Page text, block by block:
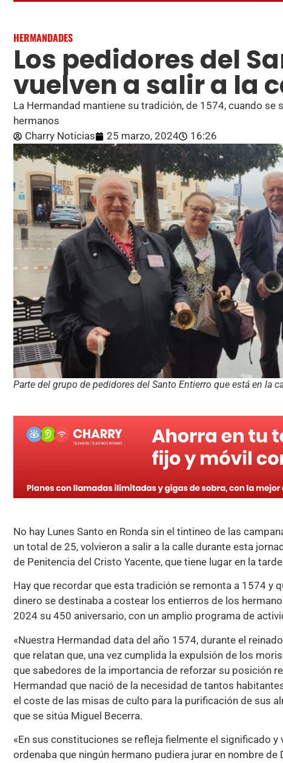
HERMANDADES
Los pedidores del
vuelven a salir a la
La Hermandad mantiene su tradición, de 1574, cuando
hermanos
Charry Noticias
25 marzo, 2024 16:26
Parte del grupo de pedidores del Santo Entierro que está en la
No hay Lunes Santo en Ronda sin el tintineo de las
un total de 25, volvieron a salir a la calle durante esta
de Penitencia del Cristo Yacente, que tiene lugar en la
Hay que recordar que esta tradición se remonta a 1574 y
dinero se destinaba a costear los entierros de los
2024 su 450 aniversario, con un amplio programa de
«Nuestra Hermandad data del año 1574, durante el
que relatan que, una vez cumplida la expulsión de los
que sabedores de la importancia de reforzar su posición
Hermandad que nació de la necesidad de tantos
el coste de las misas de culto para la purificación de sus
que se sitúa Miguel Becerra.
«En sus constituciones se refleja fielmente el significado
ordenaba que ningún hermano pudiera jurar en nombre